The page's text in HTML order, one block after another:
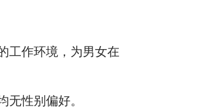
工作环境，为男女在
性别偏好。